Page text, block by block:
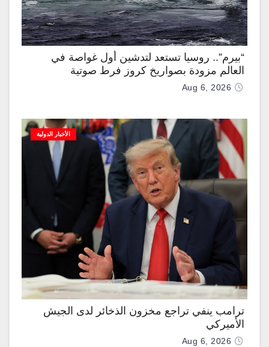
“بيرم”.. روسيا تستعد لتدشين أول غواصة في
العالم مزودة بصواريخ كروز فرط صوتية
Aug 6, 2026
الأخبار الدولية
ترامب ينفي تراجع مخزون الذخائر لدى الجيش
الأميركي
Aug 6, 2026